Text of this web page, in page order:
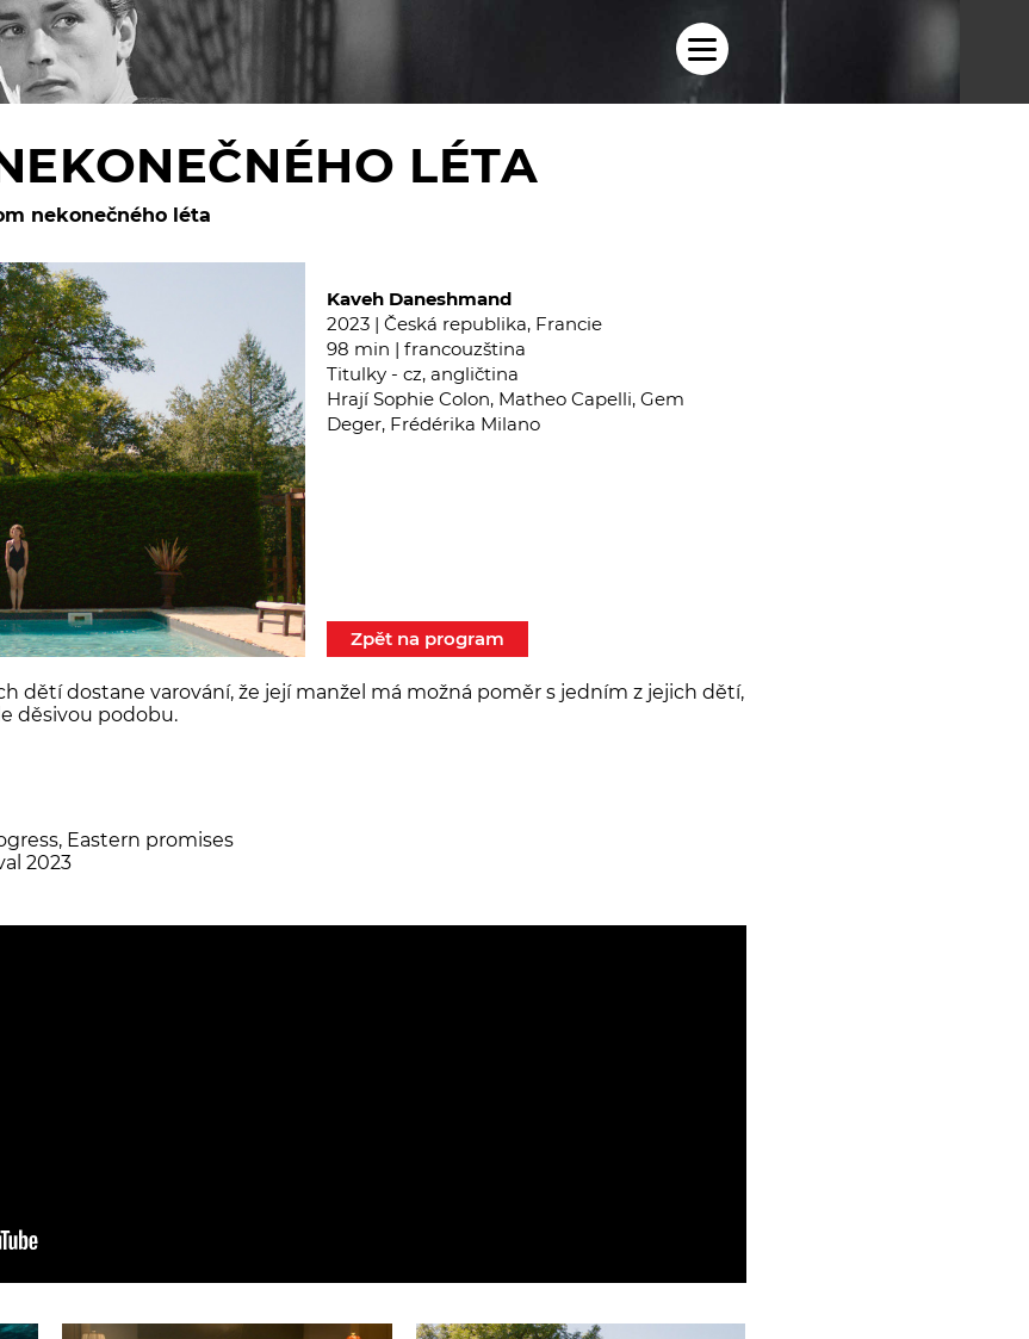
LÉTA
nekonečného léta
Kaveh Daneshmand
2023 | Česká republika, Francie
98 min | francouzština
Titulky - cz, angličtina
Hrají Sophie Colon, Matheo Capelli, Gem
Deger, Frédérika Milano
Zpět na program
dětí dostane varování, že její manžel má možná poměr s jedním z jejich dětí,
děsivou podobu.
Eastern promises
2023